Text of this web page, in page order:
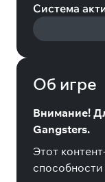
Система
Об игре
Внимание!
Gangsters.
Этот